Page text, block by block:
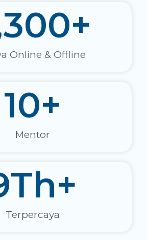
Online & Offline
+
Mentor
10+
Terpercaya
Th+